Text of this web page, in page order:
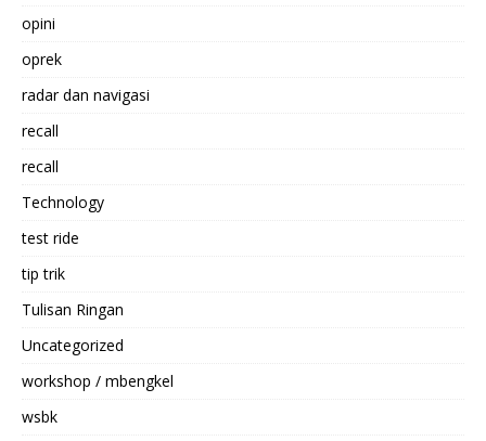
opini
oprek
radar dan navigasi
recall
recall
Technology
test ride
tip trik
Tulisan Ringan
Uncategorized
workshop / mbengkel
wsbk